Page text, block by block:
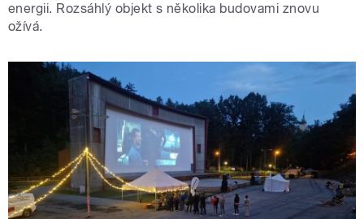
energii. Rozsáhlý objekt s několika budovami znovu
ožívá.